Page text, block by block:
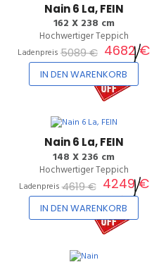
Nain 6 La, FEIN
162 X 238 cm
Hochwertiger Teppich
Ladenpreis 5089 € 4682 €
IN DEN WARENKORB
8%
Nain 6 La, FEIN
148 X 236 cm
Hochwertiger Teppich
Ladenpreis4619 € 4249 €
IN DEN WARENKORB
8%